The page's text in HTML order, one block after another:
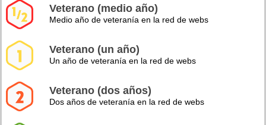
Veterano (medio año)
Medio año de veteranía en la red de webs
Veterano (un año)
Un año de veteranía en la red de webs
Veterano (dos años)
Dos años de veteranía en la red de webs